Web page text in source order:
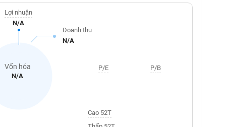
Vốn hóa
N/A
Lợi nhuận
N/A
Doanh thu
N/A
P/E P/B
Cao 52T